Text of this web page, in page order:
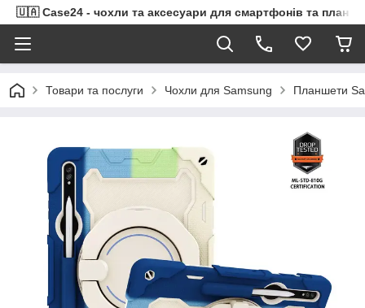
🇺🇦 Case24 - чохли та аксесуари для смартфонів та
Товари та послуги Чохли для Samsung Планшети